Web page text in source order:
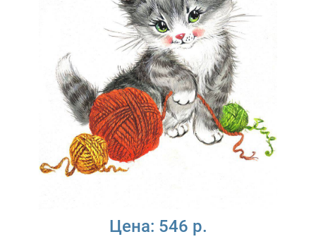
Цена: 546 р.